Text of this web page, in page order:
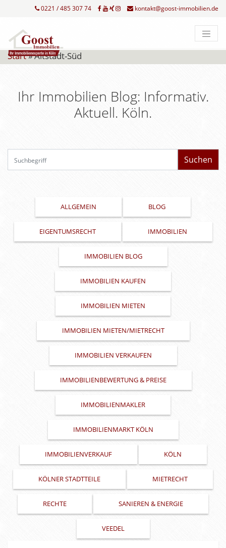
0221 / 485 307 74 kontakt@goost-immobilien.de
Start»Altstadt-Süd
Ihr Immobilien Blog: Informativ.
Aktuell. Köln.
ALLGEMEIN BLOG
EIGENTUMSRECHT IMMOBILIEN
IMMOBILIEN BLOG
IMMOBILIEN KAUFEN
IMMOBILIEN MIETEN
IMMOBILIEN MIETEN/MIETRECHT
IMMOBILIEN VERKAUFEN
IMMOBILIENBEWERTUNG & PREISE
IMMOBILIENMAKLER
IMMOBILIENMARKT KÖLN
IMMOBILIENVERKAUF KÖLN
KÖLNER STADTTEILE MIETRECHT
RECHTE SANIEREN & ENERGIE
VEEDEL